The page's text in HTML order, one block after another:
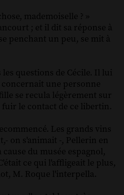
mademoiselle ? »
; et il dit sa réponse à
penchant un peu, se mit à
questions de Cécile. Il lui
une personne
se recula légèrement sur
le contact de ce libertin.
Les grands vins
on s'animait -, Pellerin en
du musée espagnol,
ce qui l'affligeait le plus,
M. Roque l'interpella.